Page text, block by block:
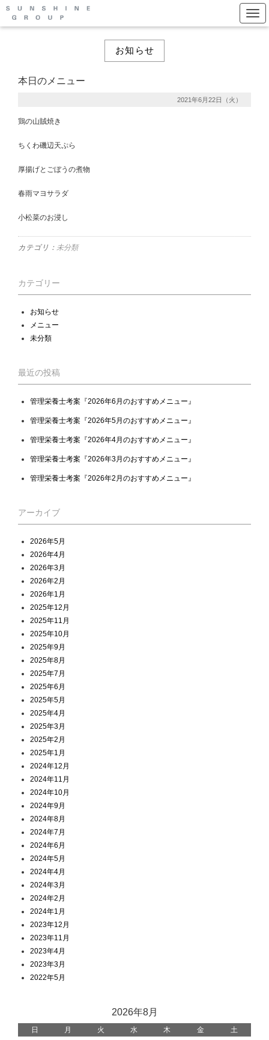
お知らせ
本日のメニュー
2021年6月22日（火）
鶏の山賊焼き
ちくわ磯辺天ぷら
厚揚げとごぼうの煮物
春雨マヨサラダ
小松菜のお浸し
カテゴリ： 未分類
カテゴリー
お知らせ
メニュー
未分類
最近の投稿
管理栄養士考案『2026年6月のおすすめメニュー』
管理栄養士考案『2026年5月のおすすめメニュー』
管理栄養士考案『2026年4月のおすすめメニュー』
管理栄養士考案『2026年3月のおすすめメニュー』
管理栄養士考案『2026年2月のおすすめメニュー』
アーカイブ
2026年5月
2026年4月
2026年3月
2026年2月
2026年1月
2025年12月
2025年11月
2025年10月
2025年9月
2025年8月
2025年7月
2025年6月
2025年5月
2025年4月
2025年3月
2025年2月
2025年1月
2024年12月
2024年11月
2024年10月
2024年9月
2024年8月
2024年7月
2024年6月
2024年5月
2024年4月
2024年3月
2024年2月
2024年1月
2023年12月
2023年11月
2023年4月
2023年3月
2022年5月
2026年8月
日 月 火 水 木 金
土